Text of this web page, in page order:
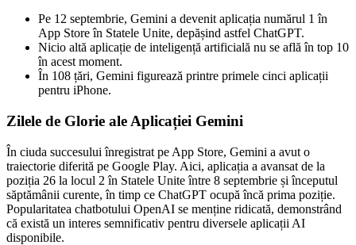
Pe 12 septembrie, Gemini a devenit aplicația numărul 1 în
App Store în Statele Unite, depășind astfel ChatGPT.
Nicio altă aplicație de inteligență artificială nu se află în top 10
în acest moment.
În 108 țări, Gemini figurează printre primele cinci aplicații
pentru iPhone.
Zilele de Glorie ale Aplicației Gemini
În ciuda succesului înregistrat pe App Store, Gemini a avut o
traiectorie diferită pe Google Play. Aici, aplicația a avansat de la
poziția 26 la locul 2 în Statele Unite între 8 septembrie și începutul
săptămânii curente, în timp ce ChatGPT ocupă încă prima poziție.
Popularitatea chatbotului OpenAI se menține ridicată, demonstrând
că există un interes semnificativ pentru diversele aplicații AI
disponibile.